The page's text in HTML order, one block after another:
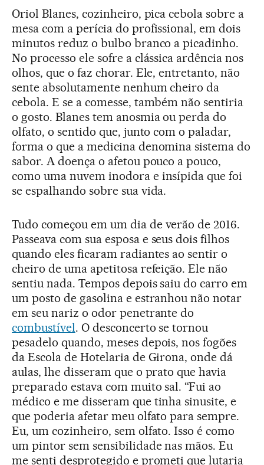
Oriol Blanes, cozinheiro, pica cebola sobre a
mesa com a perícia do profissional, em dois
minutos reduz o bulbo branco a picadinho.
No processo ele sofre a clássica ardência nos
olhos, que o faz chorar. Ele, entretanto, não
sente absolutamente nenhum cheiro da
cebola. E se a comesse, também não sentiria
o gosto. Blanes tem anosmia ou perda do
olfato, o sentido que, junto com o paladar,
forma o que a medicina denomina sistema do
sabor. A doença o afetou pouco a pouco,
como uma nuvem inodora e insípida que foi
se espalhando sobre sua vida.
Tudo começou em um dia de verão de 2016.
Passeava com sua esposa e seus dois filhos
quando eles ficaram radiantes ao sentir o
cheiro de uma apetitosa refeição. Ele não
sentiu nada. Tempos depois saiu do carro em
um posto de gasolina e estranhou não notar
em seu nariz o odor penetrante do
combustível. O desconcerto se tornou
pesadelo quando, meses depois, nos fogões
da Escola de Hotelaria de Girona, onde dá
aulas, lhe disseram que o prato que havia
preparado estava com muito sal. “Fui ao
médico e me disseram que tinha sinusite, e
que poderia afetar meu olfato para sempre.
Eu, um cozinheiro, sem olfato. Isso é como
um pintor sem sensibilidade nas mãos. Eu
me senti desprotegido e prometi que lutaria